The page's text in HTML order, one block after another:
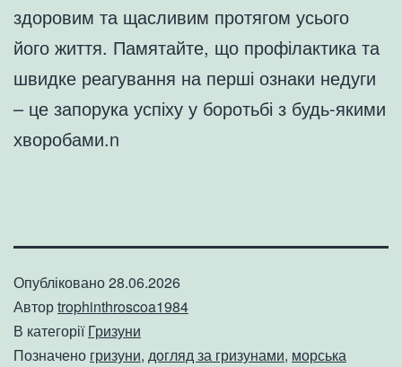
здоровим та щасливим протягом усього
його життя. Памятайте, що профілактика та
швидке реагування на перші ознаки недуги
– це запорука успіху у боротьбі з будь-якими
хворобами.n
Опубліковано28.06.2026
Авторtrophinthroscoa1984
В категоріїГризуни
Позначено гризуни, догляд за гризунами, морська